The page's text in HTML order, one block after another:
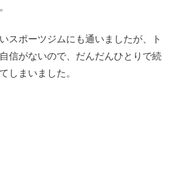
スポーツジムにも通いましたが、ト
信がないので、だんだんひとりで続
しまいました。